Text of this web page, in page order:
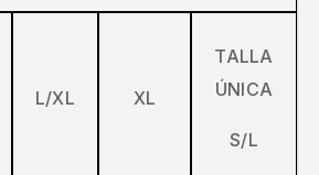
L/XL XL
TALLA
ÚNICA
S/L